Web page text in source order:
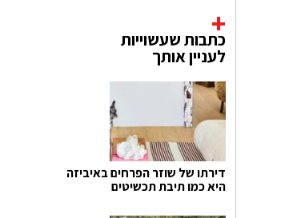
כתבות שעשוייות
לעניין אותך
דירתו של שוזר הפרחים באיביזה
היא כמו תיבת תכשיטים